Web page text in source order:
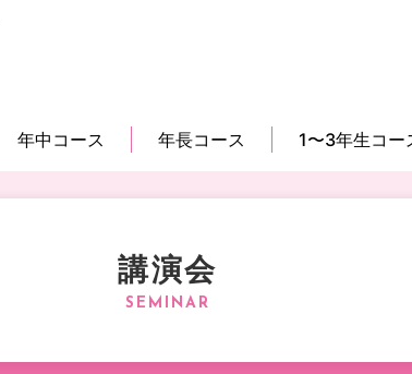
年中コース 年長コース 1〜3年生コー
講演会